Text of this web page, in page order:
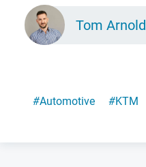
Tom Arnold
#Automotive #KTM